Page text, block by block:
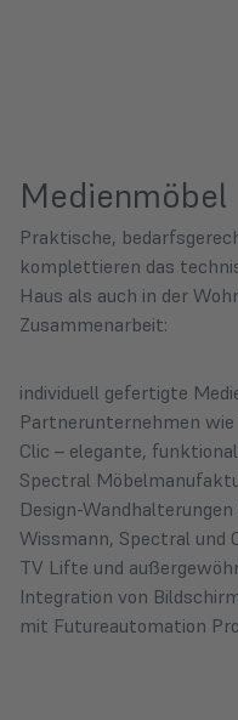
Medienmöbel
Praktische,
komplettieren das
Haus als auch in der
Zusammenarbeit:
individuell gefertigte
Partnerunternehmen
Clic – elegante,
Spectral
Design-
Wissmann, Spectral und
TV Lifte und
Integration von
mit Futureautomation